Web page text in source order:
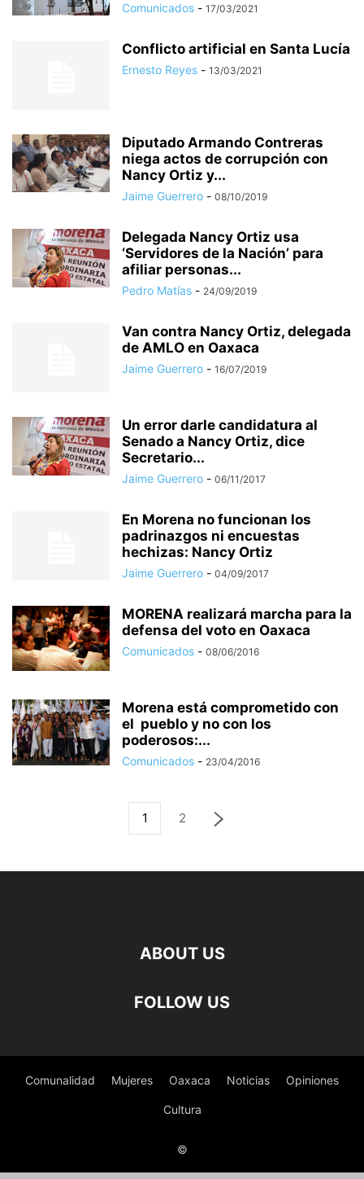
Comunicados - 17/03/2021
Conflicto artificial en Santa Lucía
Ernesto Reyes - 13/03/2021
Diputado Armando Contreras
niega actos de corrupción con
Nancy Ortiz y...
Jaime Guerrero - 08/10/2019
Delegada Nancy Ortiz usa
‘Servidores de la Nación’ para
afiliar personas...
Pedro Matías - 24/09/2019
Van contra Nancy Ortiz, delegada
de AMLO en Oaxaca
Jaime Guerrero - 16/07/2019
Un error darle candidatura al
Senado a Nancy Ortiz, dice
Secretario...
Jaime Guerrero - 06/11/2017
En Morena no funcionan los
padrinazgos ni encuestas
hechizas: Nancy Ortiz
Jaime Guerrero - 04/09/2017
MORENA realizará marcha para la
defensa del voto en Oaxaca
Comunicados - 08/06/2016
Morena está comprometido con
el pueblo y no con los
poderosos:...
Comunicados - 23/04/2016
1 2
ABOUT US
FOLLOW US
Comunalidad Mujeres Oaxaca Noticias Opiniones
Cultura
©